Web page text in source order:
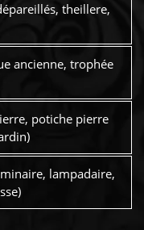
theillere,
ancienne, trophée
potiche pierre
lampadaire,